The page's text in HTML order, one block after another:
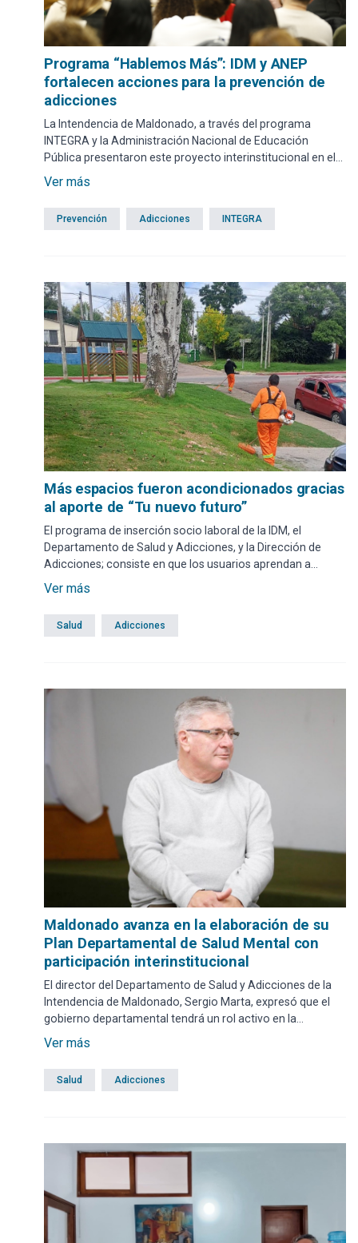
Programa “Hablemos Más”: IDM y ANEP
fortalecen acciones para la prevención de
adicciones
La Intendencia de Maldonado, a través del programa
INTEGRA y la Administración Nacional de Educación
Pública presentaron este proyecto interinstitucional en el
marco de una mesa de discusión convocada por la
orientada a los directores de escuelas urbanas del
departamento.
Ver más
Prevención Adicciones INTEGRA
Más espacios fueron acondicionados gracias
al aporte de “Tu nuevo futuro”
El programa de inserción socio laboral de la IDM, el
Departamento de Salud y Adicciones, y la Dirección de
Adicciones; consiste en que los usuarios aprendan a
realizar tareas de mantenimiento de espacios públicos, en
Ver más
Salud Adicciones
Maldonado avanza en la elaboración de su
Plan Departamental de Salud Mental con
participación interinstitucional
El director del Departamento de Salud y Adicciones de la
Intendencia de Maldonado, Sergio Marta, expresó que el
gobierno departamental tendrá un rol activo en la
elaboración del Plan de Salud Mental Departamental, en
instituciones.
Ver más
Salud Adicciones